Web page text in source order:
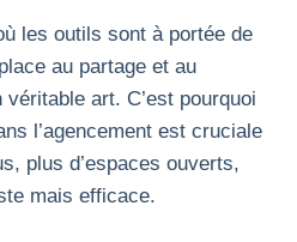
les outils sont à portée de
au partage et au
art. C’est pourquoi
l’agencement est cruciale
plus d’espaces ouverts,
mais efficace.